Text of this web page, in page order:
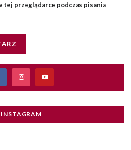
tej przeglądarce podczas pisania
INSTAGRAM